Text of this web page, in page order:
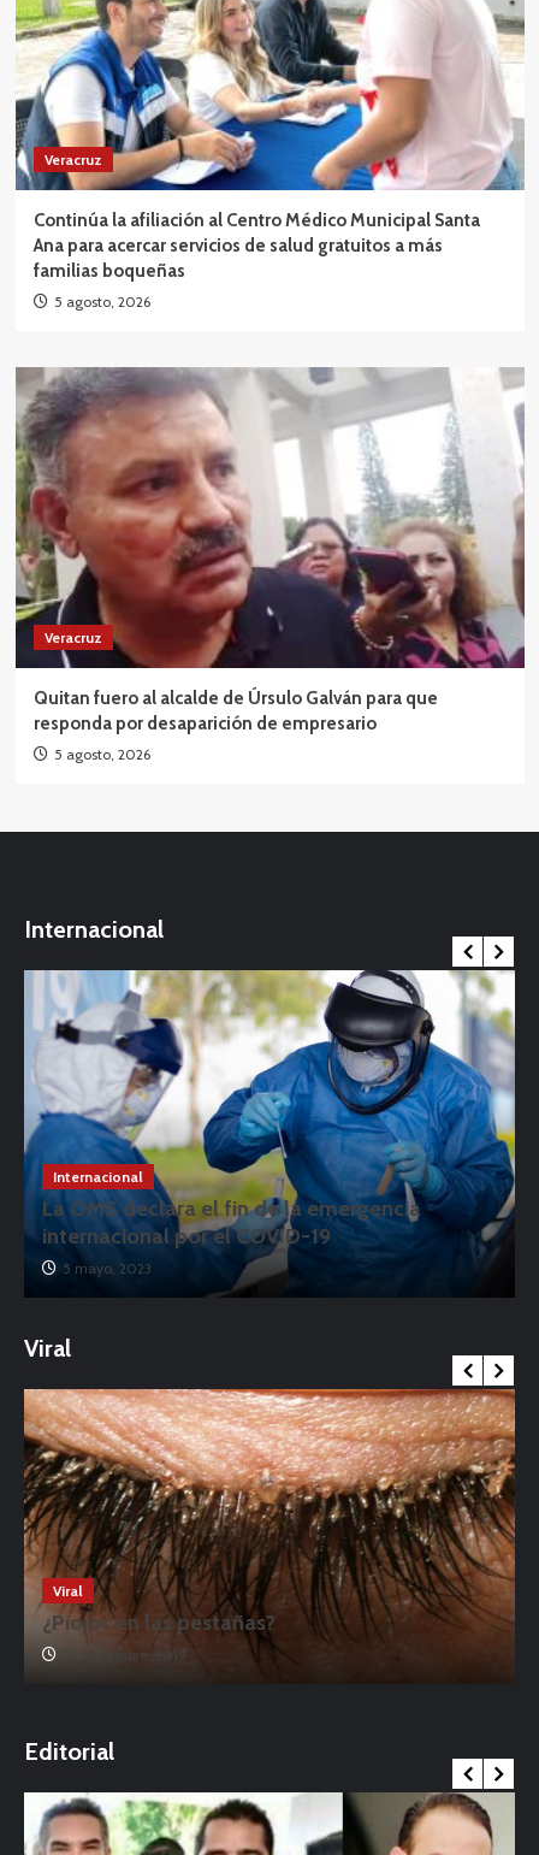
Veracruz
Continúa la afiliación al Centro Médico Municipal Santa
Ana para acercar servicios de salud gratuitos a más
familias boqueñas
5 agosto, 2026
Veracruz
Quitan fuero al alcalde de Úrsulo Galván para que
responda por desaparición de empresario
5 agosto, 2026
Internacional
Internacional
La OMS declara el fin de la emergencia
internacional por el COVID-19
5 mayo, 2023
Viral
Viral
¿Piojos en las pestañas?
17 noviembre, 2019
Editorial